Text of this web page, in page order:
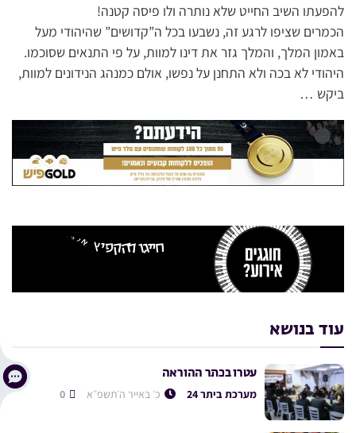
להפעתו השיב החייט שלא נותרה ולו פיסה קטנה!
הכמרים שציפו לרגע זה, נשבעו בכל ה”קדושים” שהיהודי מעל
באמון המלך, והמלך גזר את דינו למוות, על פי התנאים שסוכמו.
היהודי לא בכה ולא התחנן על נפשו, אולם כמנהג הנידונים למוות,
ביקש …
עוד בנושא
עטרו בכתר ההוראה
מערכת ביתר 24 כ׳ באייר ה׳תשפ״א